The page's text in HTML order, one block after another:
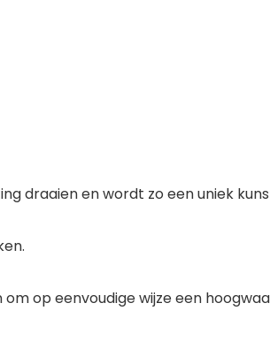
draaien en wordt zo een uniek
op eenvoudige wijze een